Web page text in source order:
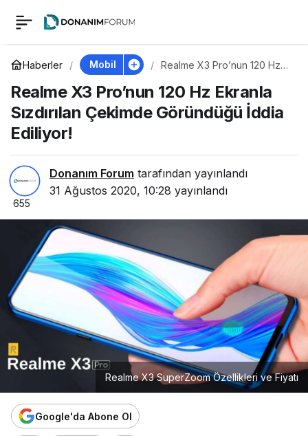
Haberler Mobil
Realme X3 Pro’nun 120 Hz
Göründüğü İddia Ediliyor!
Realme X3 Pro’nun 120 Hz Ekranla
Sızdırılan Çekimde Göründüğü İddia
Ediliyor!
Donanım Forum tarafından yayınlandı
31 Ağustos 2020, 10:28 yayınlandı
655
Realme X3 SuperZoom Özellikleri ve Fiyatı
Google'da Abone Ol
Realme X3 Pro’nun
120 Hz Ekranla
Sızdırılan Çekimde
Göründüğü İddia
Ediliyor!